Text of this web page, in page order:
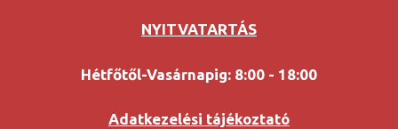
NYITVATARTÁS
Hétfőtől-Vasárnapig: 8:00 - 18:00
Adatkezelési tájékoztató